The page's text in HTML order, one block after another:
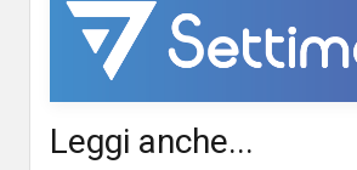
Leggi anche...